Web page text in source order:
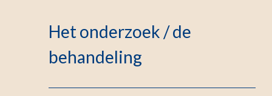
Het onderzoek / de
behandeling